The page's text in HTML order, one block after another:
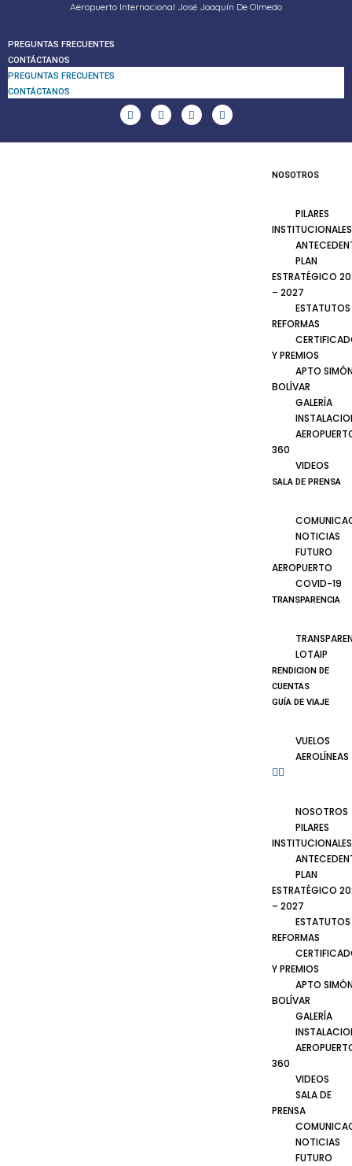
Aeropuerto Internacional José Joaquín De Olmedo
PREGUNTAS FRECUENTES
CONTÁCTANOS
PREGUNTAS FRECUENTES
CONTÁCTANOS
NOSOTROS
PILARES
INSTITUCIONALES
PLAN
ESTRATÉGICO
– 2027
ESTATUTOS
REFORMAS
Y PREMIOS
APTO
BOLÍVAR
GALERÍA
360
VIDEOS
SALA DE PRENSA
NOTICIAS
FUTURO
AEROPUERTO
COVID-19
TRANSPARENCIA
LOTAIP
RENDICION DE
CUENTAS
GUÍA DE VIAJE
VUELOS
AEROLÍNEAS
NOSOTROS
PILARES
INSTITUCIONALES
PLAN
ESTRATÉGICO
– 2027
ESTATUTOS
REFORMAS
Y PREMIOS
APTO
BOLÍVAR
GALERÍA
360
VIDEOS
SALA DE
PRENSA
NOTICIAS
FUTURO